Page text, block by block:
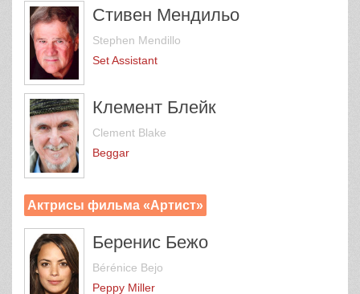
Стивен Мендильо
Stephen Mendillo
Set Assistant
Клемент Блейк
Clement Blake
Beggar
Актрисы фильма «Артист»
Беренис Бежо
Bérénice Bejo
Peppy Miller